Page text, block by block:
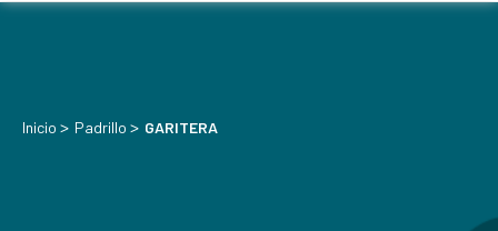
Inicio > Padrillo > GARITERA